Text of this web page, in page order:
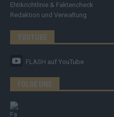
Ehtikrichtlinie & Faktencheck
Redaktion und Verwaltung
YOUTUBE
FLASH auf YouTube
FOLGE UNS